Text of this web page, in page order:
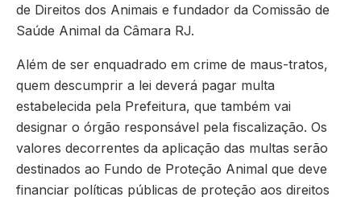
de Direitos dos Animais e fundador da Comissão de
Saúde Animal da Câmara RJ.
Além de ser enquadrado em crime de maus-tratos,
quem descumprir a lei deverá pagar multa
estabelecida pela Prefeitura, que também vai
designar o órgão responsável pela fiscalização. Os
valores decorrentes da aplicação das multas serão
destinados ao Fundo de Proteção Animal que deve
financiar políticas públicas de proteção aos direitos